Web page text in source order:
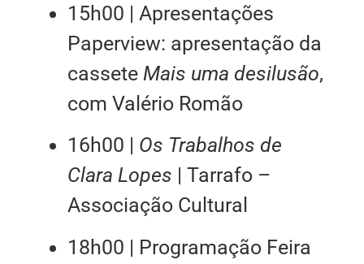
15h00 | Apresentações
Paperview: apresentação da
cassete Mais uma desilusão,
com Valério Romão
16h00 | Os Trabalhos de
Clara Lopes | Tarrafo –
Associação Cultural
18h00 | Programação Feira